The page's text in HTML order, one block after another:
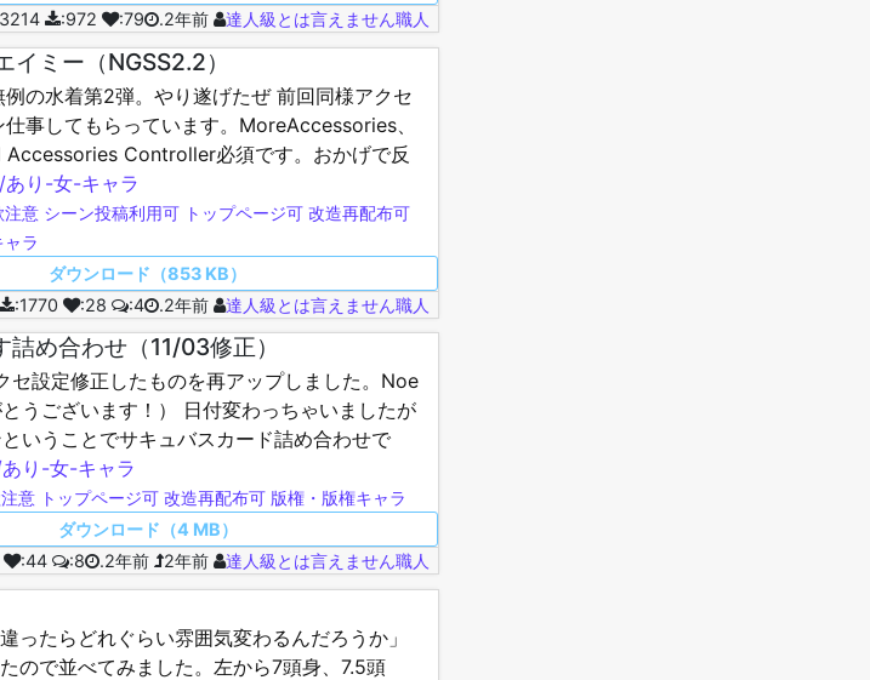
:972 :79 .2年前 達人級とは言えません職人
イミー（NGSS2.2）
例の水着第2弾。やり遂げたぜ 前回同様アクセ
仕事してもらっています。MoreAccessories、
Controller必須です。おかげで反
してるよ…
り-女-キャラ
注意 シーン投稿利用可 トップページ可 改造再配布可
ラ
ダウンロード（853 KB）
:1770 :28 :4 .2年前 達人級とは言えません職人
詰め合わせ（11/03修正）
セ設定修正したものを再アップしました。Noe
うございます！） 日付変わっちゃいましたが
いうことでサキュバスカード詰め合わせで
ラのroy12氏のMod、Material …
り-女-キャラ
意 トップページ可 改造再配布可 版権・版権キャラ
ダウンロード（4 MB）
:44 :8 .2年前 2年前 達人級とは言えません職人
ったらどれぐらい雰囲気変わるんだろうか」
ので並べてみました。左から7頭身、7.5頭